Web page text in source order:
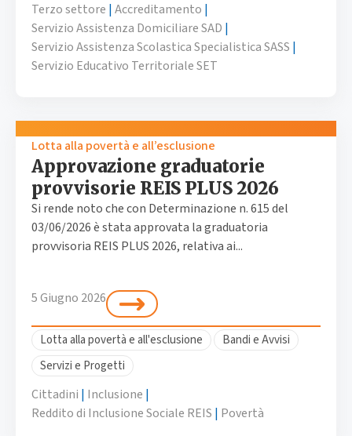
Terzo settore |Accreditamento |
Servizio Assistenza Domiciliare SAD |
Servizio Assistenza Scolastica Specialistica SASS |
Servizio Educativo Territoriale SET
Lotta alla povertà e all’esclusione
Approvazione graduatorie
provvisorie REIS PLUS 2026
Si rende noto che con Determinazione n. 615 del
03/06/2026 è stata approvata la graduatoria
provvisoria REIS PLUS 2026, relativa ai...
5 Giugno 2026
Lotta alla povertà e all'esclusione
Bandi e Avvisi
Servizi e Progetti
Cittadini | Inclusione |
Reddito di Inclusione Sociale REIS | Povertà